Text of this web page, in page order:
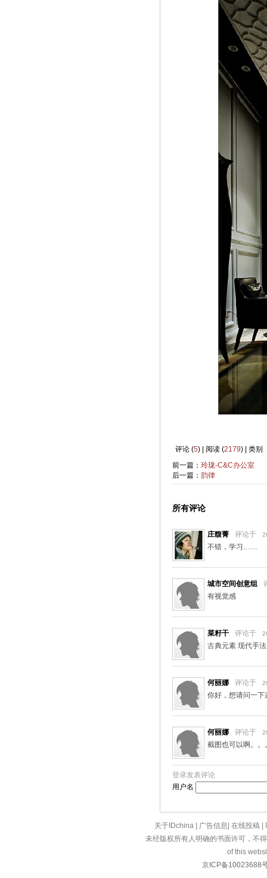
评论 (5) | 阅读 (2179) | 类别
前一篇： 玲珑-C&C办公室
后一篇： 韵律
所有评论
庄馥菁 评论于
不错，学习……
城市空间创意组
有视觉感
菜籽干 评论于
古典元素 现代手
何丽娜 评论于
你好，想请问一
何丽娜 评论于
截图也可以啊。。
登录发表评论
用户名
关于IDchina 广告信息 在线投稿
未经版权所有人明确的书面许可，不
of this
京ICP备10023688